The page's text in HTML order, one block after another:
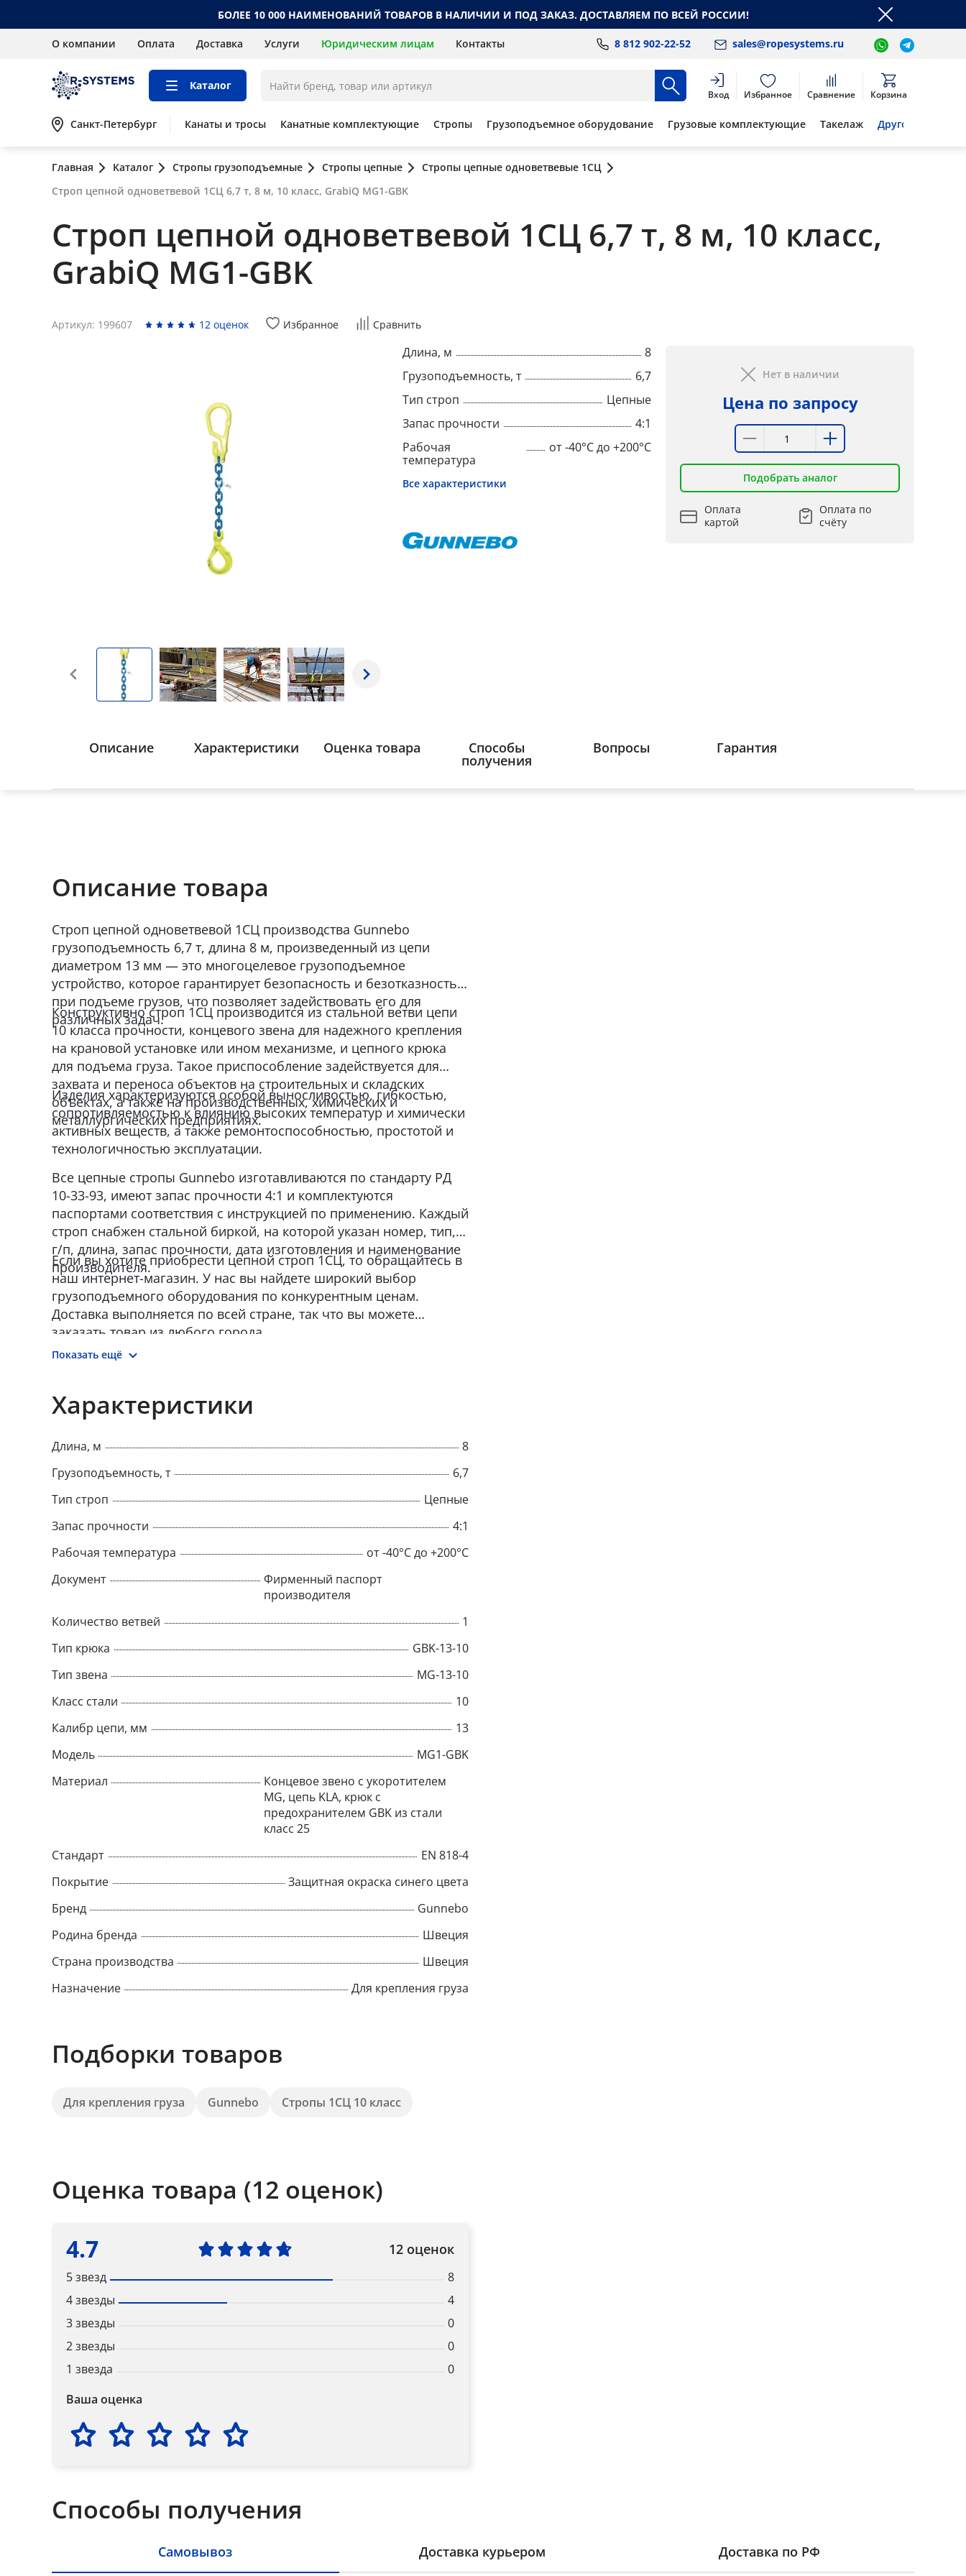
БОЛЕЕ 10 000 НАИМЕНОВАНИЙ ТОВАРОВ В НАЛИЧИИ И ПОД ЗАКАЗ. ДОСТАВЛЯЕМ ПО ВСЕЙ РОССИИ!
О компании Оплата Доставка Услуги Юридическим лицам Контакты 8 812 902-22-52 sales@ropesystems.ru
Каталог
Вход Избранное Сравнение Корзина
Санкт-Петербург Канаты и тросы Канатные комплектующие Стропы Грузоподъемное оборудование Грузовые комплектующие Такелаж Другое
Главная Каталог Стропы грузоподъемные Стропы цепные
Стропы цепные одноветвевые 1СЦ
Строп цепной одноветвевой 1СЦ 6,7 т, 8 м, 10 класс, GrabiQ MG1-GBK
Строп цепной одноветвевой 1СЦ 6,7 т, 8 м, 10 класс,
GrabiQ MG1-GBK
Артикул: 199607 12 оценок Избранное Сравнить
Длина, м
8
Грузоподъемность, т
6,7
Тип строп
Цепные
Запас прочности
4:1
Рабочая
температура
от -40°C до +200°C
Все характеристики
Нет в наличии
Цена по запросу
Подобрать аналог
Оплата
картой
Оплата по
счёту
Описание Характеристики Оценка товара Способы
получения
Вопросы Гарантия
Описание товара
Строп цепной одноветвевой 1СЦ производства Gunnebo
грузоподъемность 6,7 т, длина 8 м, произведенный из цепи
диаметром 13 мм — это многоцелевое грузоподъемное
устройство, которое гарантирует безопасность и безотказность
при подъеме грузов, что позволяет задействовать его для
различных задач.
Конструктивно строп 1СЦ производится из стальной ветви цепи
10 класса прочности, концевого звена для надежного крепления
на крановой установке или ином механизме, и цепного крюка
для подъема груза. Такое приспособление задействуется для
захвата и переноса объектов на строительных и складских
объектах, а также на производственных, химических и
металлургических предприятиях.
Изделия характеризуются особой выносливостью, гибкостью,
сопротивляемостью к влиянию высоких температур и химически
активных веществ, а также ремонтоспособностью, простотой и
технологичностью эксплуатации.
Все цепные стропы Gunnebo изготавливаются по стандарту РД
10-33-93, имеют запас прочности 4:1 и комплектуются
паспортами соответствия с инструкцией по применению. Каждый
строп снабжен стальной биркой, на которой указан номер, тип,
г/п, длина, запас прочности, дата изготовления и наименование
производителя.
Если вы хотите приобрести цепной строп 1СЦ, то обращайтесь в
наш интернет-магазин. У нас вы найдете широкий выбор
грузоподъемного оборудования по конкурентным ценам.
Доставка выполняется по всей стране, так что вы можете
заказать товар из любого города.
Показать ещё
Характеристики
Длина, м
8
Грузоподъемность, т
6,7
Тип строп
Цепные
Запас прочности
4:1
Рабочая температура
от -40°C до +200°C
Документ
Фирменный паспорт
производителя
Количество ветвей
1
Тип крюка
GBK-13-10
Тип звена
MG-13-10
Класс стали
10
Калибр цепи, мм
13
Модель
MG1-GBK
Материал
Концевое звено с укоротителем
MG, цепь KLA, крюк с
предохранителем GBK из стали
класс 25
Стандарт
EN 818-4
Покрытие
Защитная окраска синего цвета
Бренд
Gunnebo
Родина бренда
Швеция
Страна производства
Швеция
Назначение
Для крепления груза
Подборки товаров
Для крепления груза Gunnebo Стропы 1СЦ 10 класс
Оценка товара (12 оценок)
4.7 12 оценок
5 звезд
8
4 звезды
4
3 звезды
0
2 звезды
0
1 звезда
0
Ваша оценка
Способы получения
Самовывоз Доставка курьером Доставка по РФ
Title
Popup Content